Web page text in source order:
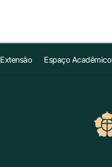
Extensão Espaço Acadêmico